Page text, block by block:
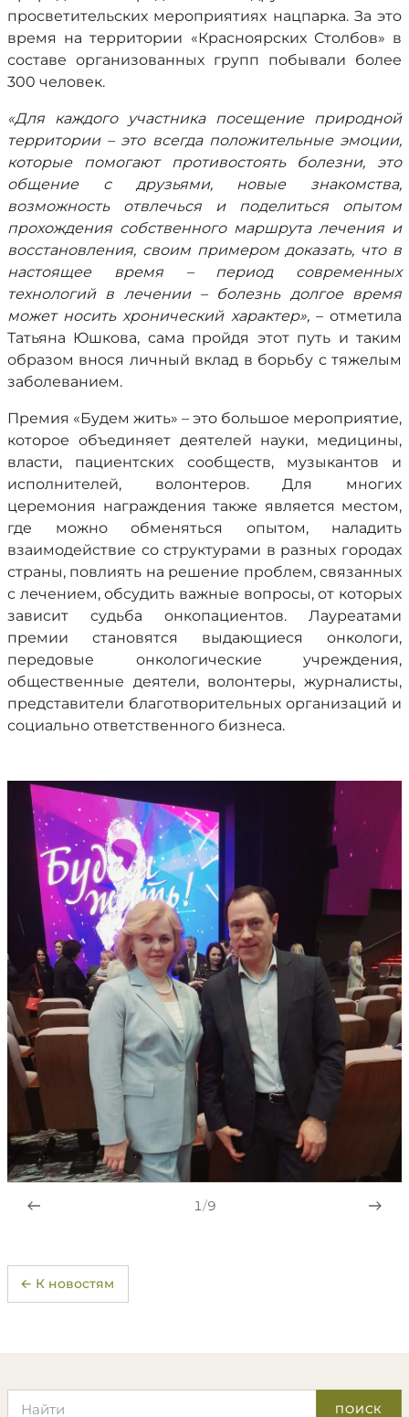
просветительских мероприятиях нацпарка. За это
время на территории «Красноярских Столбов» в
составе организованных групп побывали более
300 человек.
«Для каждого участника посещение природной
территории – это всегда положительные эмоции,
которые помогают противостоять болезни, это
общение с друзьями, новые знакомства,
возможность отвлечься и поделиться опытом
прохождения собственного маршрута лечения и
восстановления, своим примером доказать, что в
настоящее время – период современных
технологий в лечении – болезнь долгое время
может носить хронический характер», – отметила
Татьяна Юшкова, сама пройдя этот путь и таким
образом внося личный вклад в борьбу с тяжелым
заболеванием.
Премия «Будем жить» – это большое мероприятие,
которое объединяет деятелей науки, медицины,
власти, пациентских сообществ, музыкантов и
исполнителей, волонтеров. Для многих
церемония награждения также является местом,
где можно обменяться опытом, наладить
взаимодействие со структурами в разных городах
страны, повлиять на решение проблем, связанных
с лечением, обсудить важные вопросы, от которых
зависит судьба онкопациентов. Лауреатами
премии становятся выдающиеся онкологи,
передовые онкологические учреждения,
общественные деятели, волонтеры, журналисты,
представители благотворительных организаций и
социально ответственного бизнеса.
1/9
← К новостям
ПОИСК